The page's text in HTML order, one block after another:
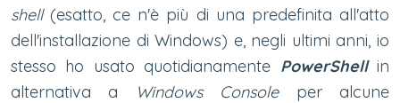
shell (esatto, ce n'è più di una predefinita all'atto
dell'installazione di Windows) e, negli ultimi anni, io
stesso ho usato quotidianamente PowerShellin
alternativa a
Windows Consoleper alcune